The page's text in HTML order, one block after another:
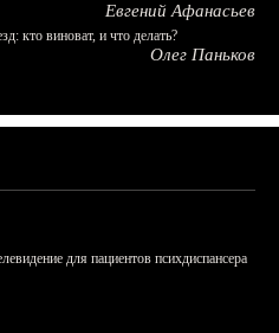
Евгений Афанасьев
кто виноват, и что делать?
Олег Паньков
для пациентов психдиспансера